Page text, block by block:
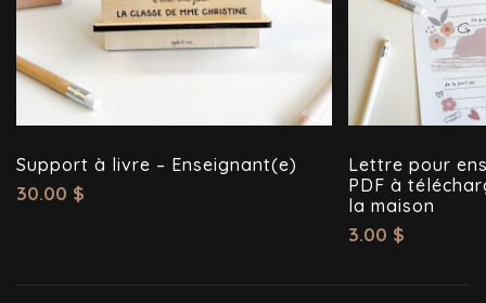
Support à livre – Enseignant(e)
30.00 $
Lettre pour
PDF à
la maison
3.00 $